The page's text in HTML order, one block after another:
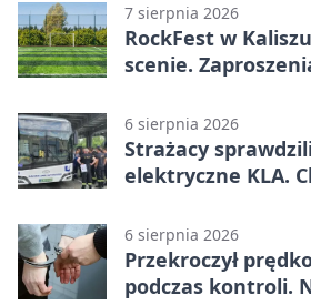
7 sierpnia 2026
RockFest w
scenie.
6 sierpnia 2026
Strażacy
elektryczne KLA.
6 sierpnia 2026
Przekroczył
podczas kontroli.